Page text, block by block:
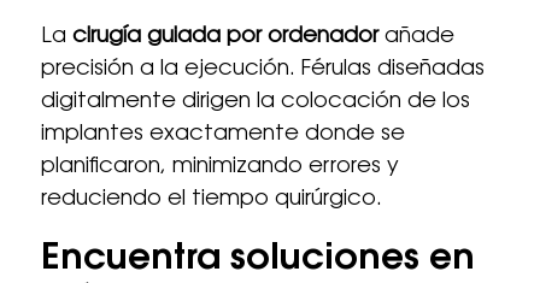
La cirugía guiada por ordenadorañade
precisión a la ejecución. Férulas diseñadas
digitalmente dirigen la colocación de los
implantes exactamente donde se
planificaron, minimizando errores y
reduciendo el tiempo quirúrgico.
Encuentra soluciones en